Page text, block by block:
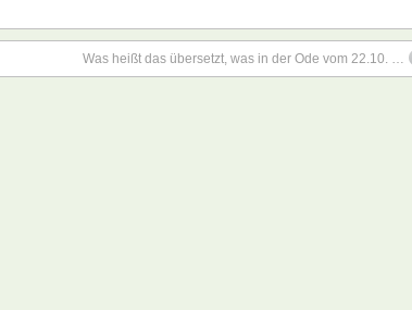
Was heißt das übersetzt, was in der Ode vom 22.10. …